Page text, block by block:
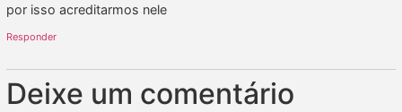
por isso acreditarmos nele
Responder
Deixe um comentário